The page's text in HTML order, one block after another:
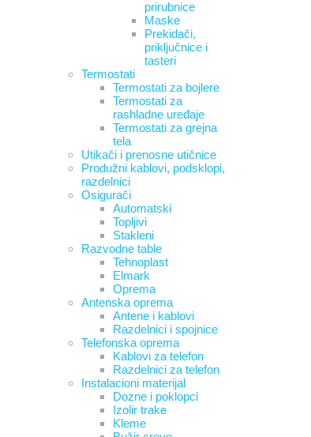
prirubnice
Maske
Prekidači,
priključnice i
tasteri
Termostati
Termostati za bojlere
Termostati za
rashladne uređaje
Termostati za grejna
tela
Utikači i prenosne utičnice
Produžni kablovi, podsklopi,
razdelnici
Osigurači
Automatski
Topljivi
Stakleni
Razvodne table
Tehnoplast
Elmark
Oprema
Antenska oprema
Antene i kablovi
Razdelnici i spojnice
Telefonska oprema
Kablovi za telefon
Razdelnici za telefon
Instalacioni materijal
Dozne i poklopci
Izolir trake
Kleme